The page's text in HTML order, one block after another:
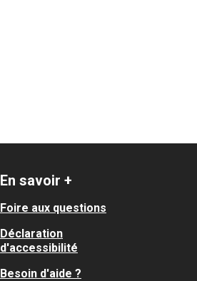
En savoir +
Foire aux questions
Déclaration
d'accessibilité
Besoin d'aide ?